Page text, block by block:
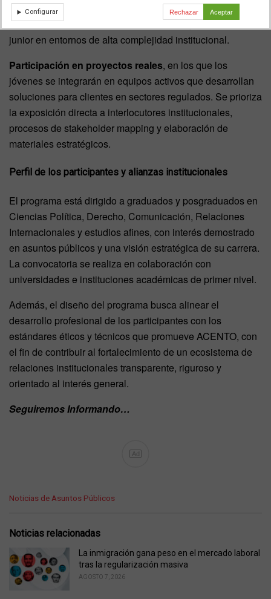
parte de consultores senior y directores de proyecto. Este
acompañamiento busca facilitar el aterrizaje del perfil
junior en entornos de alta complejidad institucional.
Participación en proyectos reales, en los que los
jóvenes se integrarán en equipos activos que desarrollan
soluciones para clientes en sectores regulados. Se prioriza
la exposición directa a interlocutores institucionales,
procesos de stakeholder mapping y elaboración de
materiales estratégicos.
Perfil de los participantes y alianzas institucionales
El programa está dirigido a graduados y posgraduados en
Ciencias Política, Derecho, Comunicación, Relaciones
Internacionales y estudios afines, con interés demostrado
en asuntos públicos y una visión estratégica de su carrera.
La convocatoria se realiza en colaboración con
universidades e instituciones académicas de primer nivel.
Además, el diseño del programa busca alinear el
desarrollo profesional de los participantes con los
estándares éticos y técnicos que promueve ACENTO, con
el fin de contribuir al fortalecimiento de un ecosistema de
relaciones institucionales transparente, riguroso y
orientado al interés general.
Seguiremos Informando…
Ad
C
e
o
r
i
Noticias de Asuntos Públicos
Noticias relacionadas
La inmigración gana peso en el mercado laboral
tras la regularización masiva
AGOSTO 7, 2026
Configurar Rechazar Aceptar